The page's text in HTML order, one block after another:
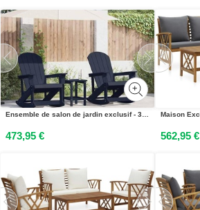
Ensemble de salon de jardin exclusif - 3 pièces - Bleu marine - Matériau : HDPE
473,95 € 562,95 €